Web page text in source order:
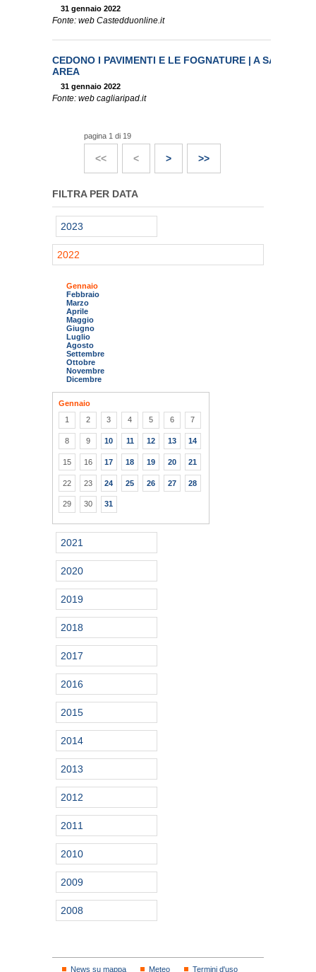
31 gennaio 2022
Fonte: web Castedduonline.it
CEDONO I PAVIMENTI E LE FOGNATURE | A
AREA
31 gennaio 2022
Fonte: web cagliaripad.it
pagina 1 di 19
<< < > >>
FILTRA PER DATA
2023
2022
Gennaio
Febbraio
Marzo
Aprile
Maggio
Giugno
Luglio
Agosto
Settembre
Ottobre
Novembre
Dicembre
Gennaio
1
2 3 4 5 6 7
8 9 10 11 12 13 14
15 16 17 18 19 20 21
22 23 24 25 26 27 28
29 30 31
2021
2020
2019
2018
2017
2016
2015
2014
2013
2012
2011
2010
2009
2008
News su mappa Meteo Termini d'uso